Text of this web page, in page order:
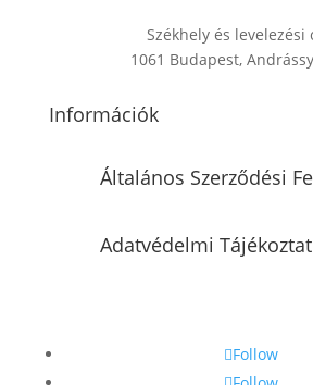
Székhely és levelezési
1061 Budapest,
Információk
Általános Szerződési
Adatvédelmi
Follow